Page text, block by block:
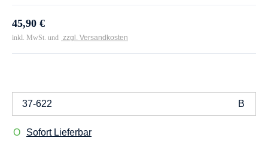
45,90 €
inkl. MwSt. und zzgl. Versandkosten
37-622
Sofort Lieferbar